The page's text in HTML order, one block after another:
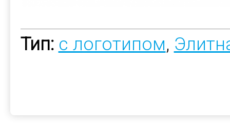
Тип: с логотипом,